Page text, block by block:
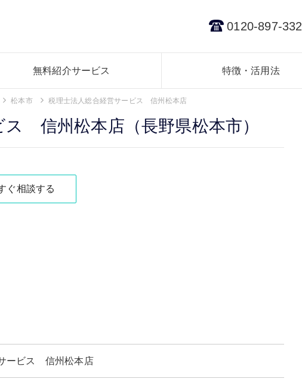
0120-897-332
無料紹介サービス 特徴・活用法
松本市 税理士法人総合経営サービス 信州松本店
信州松本店（長野県松本市）
ぐ相談する
ービス 信州松本店